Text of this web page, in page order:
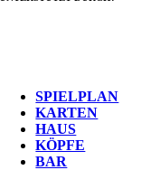
SPIELPLAN
KARTEN
HAUS
KÖPFE
BAR